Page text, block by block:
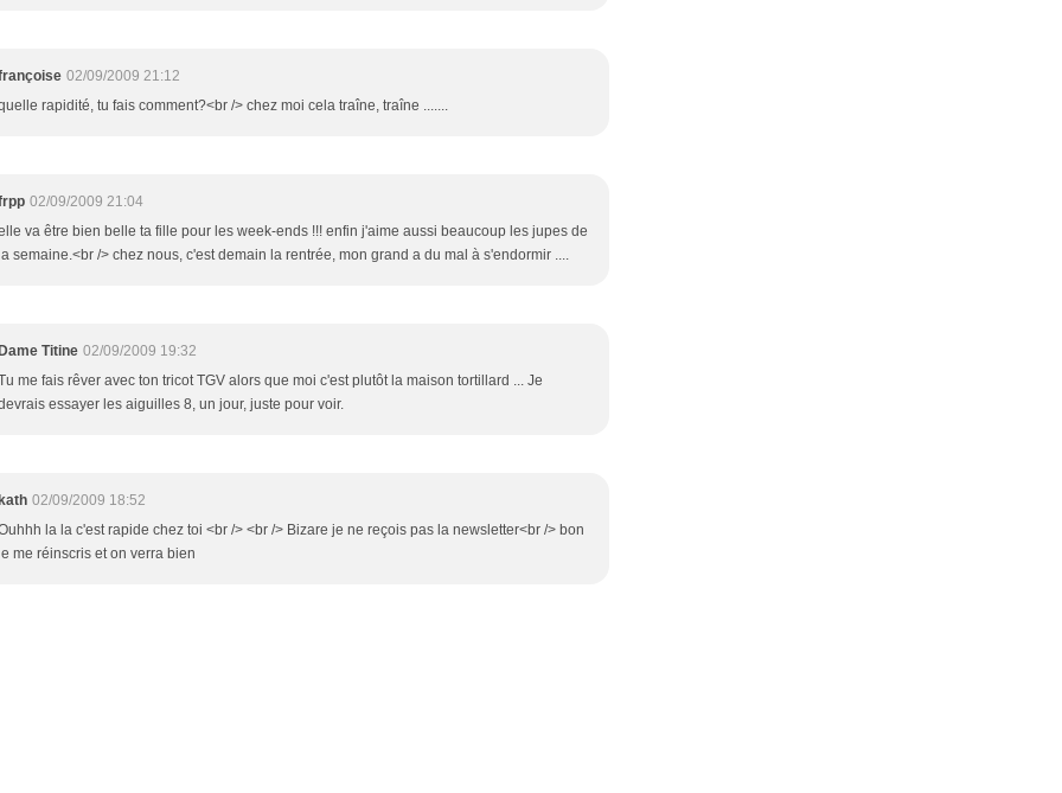
02/09/2009 21:12
rapidité, tu fais comment?<br /> chez moi cela traîne, traîne .......
02/09/2009 21:04
va être bien belle ta fille pour les week-ends !!! enfin j'aime aussi beaucoup les jupes de
semaine.<br /> chez nous, c'est demain la rentrée, mon grand a du mal à s'endormir ....
Titine 02/09/2009 19:32
me fais rêver avec ton tricot TGV alors que moi c'est plutôt la maison tortillard ... Je
essayer les aiguilles 8, un jour, juste pour voir.
02/09/2009 18:52
la la c'est rapide chez toi <br /> <br /> Bizare je ne reçois pas la newsletter<br /> bon
me réinscris et on verra bien